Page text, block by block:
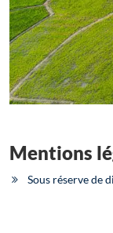
Mentions
Sous réserve de